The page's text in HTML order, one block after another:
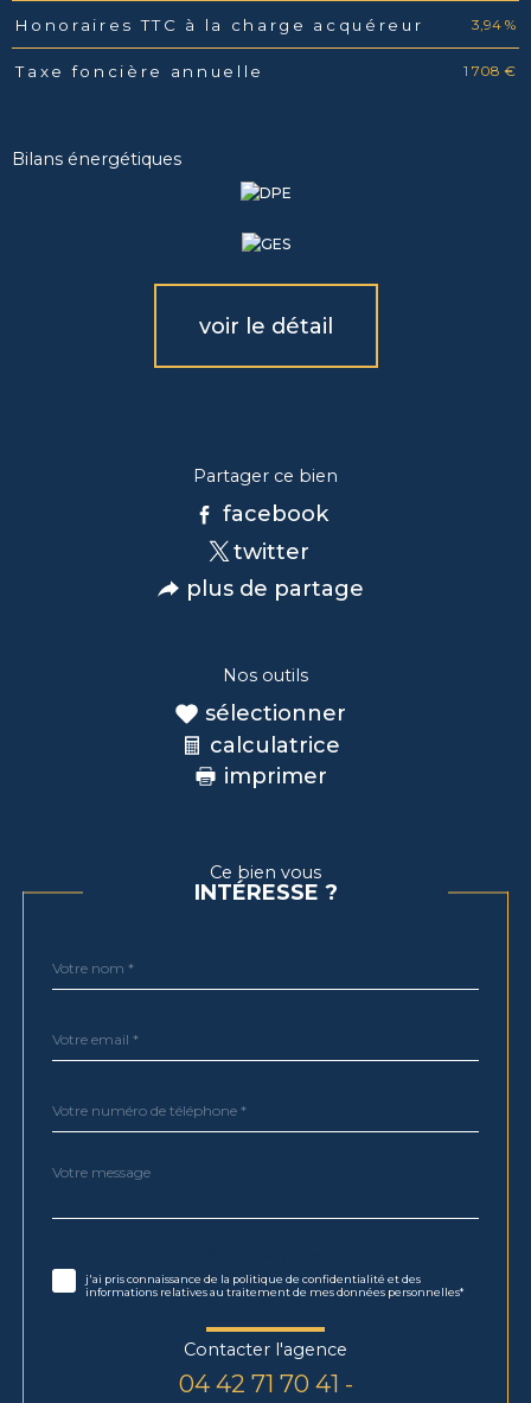
Honoraires TTC à la charge acquéreur 3,94 %
Taxe foncière annuelle 1 708 €
Bilans énergétiques
voir le détail
Partager ce bien
facebook
twitter
plus de partage
Nos outils
sélectionner
calculatrice
imprimer
Ce bien vous
INTÉRESSE ?
par
*
*
*
Fieldset
Message
*
j'ai pris connaissance de la politique de confidentialité et des
informations relatives au traitement de mes données personnelles*
Contacter l'agence
04 42 71 70 41 -